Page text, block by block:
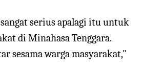
serius apalagi itu untuk
di Minahasa Tenggara.
sesama warga masyarakat,"